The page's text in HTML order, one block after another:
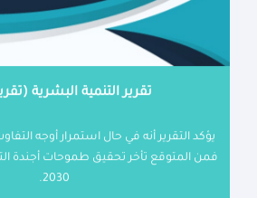
تقرير التنمية البشرية
يؤكد التقرير أنه في حال استمرار أوجه
فمن المتوقع تأخر تحقيق طموحات أجندة
2030.